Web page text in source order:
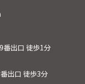
番出口 徒歩1分
出口 徒歩3分